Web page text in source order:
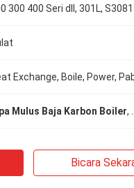
Mulus Baja Karbon Boiler,
Bicara